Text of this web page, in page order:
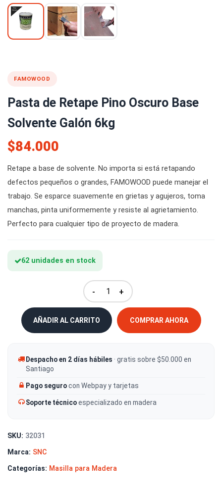
FAMOWOOD
Pasta de Retape Pino Oscuro Base
Solvente Galón 6kg
$84.000
Retape a base de solvente. No importa si está retapando
defectos pequeños o grandes, FAMOWOOD puede manejar el
trabajo. Se esparce suavemente en grietas y agujeros, toma
manchas, pinta uniformemente y resiste al agrietamiento.
Perfecto para cualquier tipo de proyecto de madera.
62 unidades en stock
- +
AÑADIR AL CARRITO COMPRAR AHORA
Despacho en 2 días hábiles · gratis sobre $50.000 en
Santiago
Pago segurocon Webpay y tarjetas
Soporte técnicoespecializado en madera
SKU: 32031
Marca: SNC
Categorías: Masilla para Madera